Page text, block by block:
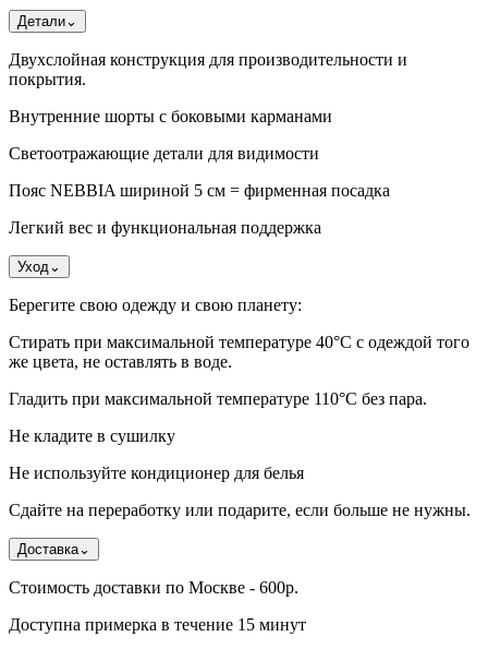
Детали⌄
Двухслойная конструкция для производительности и
покрытия.
Внутренние шорты с боковыми карманами
Светоотражающие детали для видимости
Пояс NEBBIA шириной 5 см = фирменная посадка
Легкий вес и функциональная поддержка
Уход ⌄
Берегите свою одежду и свою планету:
Стирать при максимальной температуре 40°C с одеждой того
же цвета, не оставлять в воде.
Гладить при максимальной температуре 110°С без пара.
Не кладите в сушилку
Не используйте кондиционер для белья
Сдайте на переработку или подарите, если больше не нужны.
Доставка⌄
Стоимость доставки по Москве - 600р.
Доступна примерка в течение 15 минут